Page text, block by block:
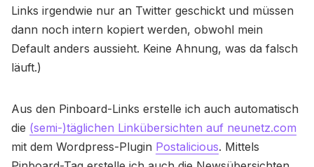
Links irgendwie nur an Twitter geschickt und müssen
dann noch intern kopiert werden, obwohl mein
Default anders aussieht. Keine Ahnung, was da falsch
läuft.)
Aus den Pinboard-Links erstelle ich auch automatisch
die (semi-)täglichen Linkübersichten auf neunetz.com
mit dem Wordpress-Plugin Postalicious. Mittels